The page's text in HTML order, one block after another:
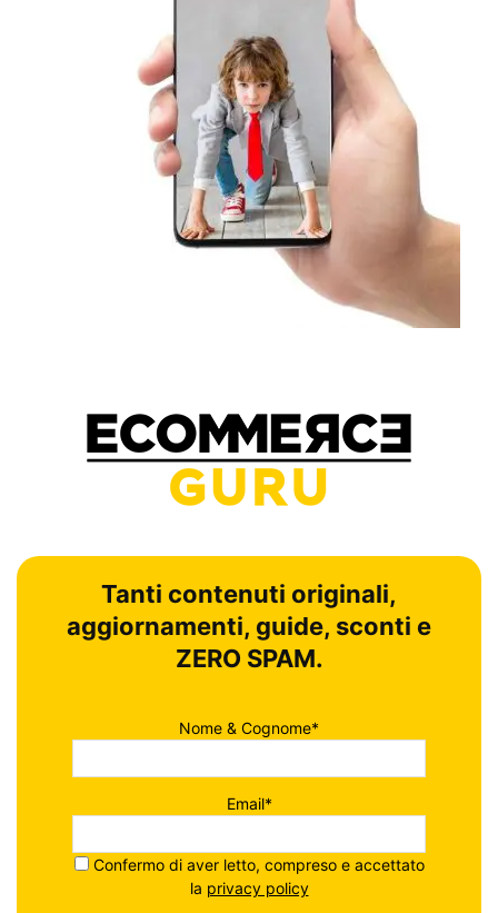
Tanti contenuti originali,
aggiornamenti, guide, sconti e
ZERO SPAM.
Nome & Cognome*
Email*
Confermo di aver letto, compreso e accettato
la privacy policy